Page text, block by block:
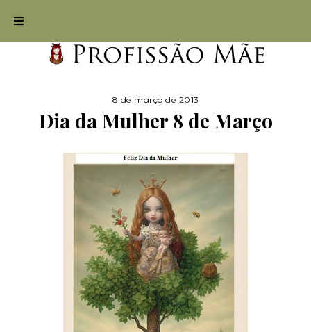
8 de março de 2013
Dia da Mulher 8 de Março